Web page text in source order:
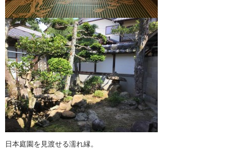
日本庭園を見渡せる濡れ縁。